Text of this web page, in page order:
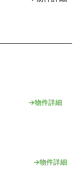
→物件詳細
→物件詳細